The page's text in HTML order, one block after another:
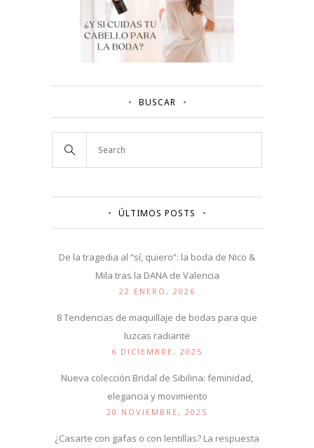
BUSCAR
ÚLTIMOS POSTS
De la tragedia al “sí, quiero”: la boda de Nico &
Mila tras la DANA de Valencia
22 ENERO, 2026
8 Tendencias de maquillaje de bodas para que
luzcas radiante
6 DICIEMBRE, 2025
Nueva colección Bridal de Sibilina: feminidad,
elegancia y movimiento
20 NOVIEMBRE, 2025
¿Casarte con gafas o con lentillas? La respuesta